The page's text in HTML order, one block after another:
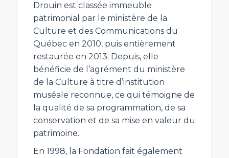
Drouin est classée immeuble
patrimonial par le ministère de la
Culture et des Communications du
Québec en 2010, puis entièrement
restaurée en 2013. Depuis, elle
bénéficie de l’agrément du ministère
de la Culture à titre d’institution
muséale reconnue, ce qui témoigne de
la qualité de sa programmation, de sa
conservation et de sa mise en valeur du
patrimoine.
En 1998, la Fondation fait également